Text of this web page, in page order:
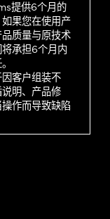
提供6个月的
果您在使用产
质量与原技术
承担6个月内
客户组装不
明、产品修
作而导致缺陷